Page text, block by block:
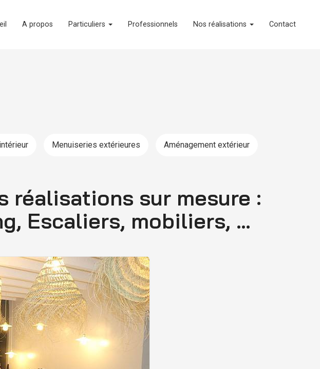
A propos Particuliers Professionnels Nos réalisations Contact
Menuiseries extérieures Aménagement extérieur
réalisations sur mesure :
Escaliers, mobiliers, …